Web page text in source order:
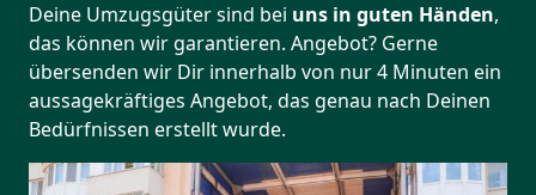
Deine Umzugsgüter sind bei uns in guten Händen,
das können wir garantieren. Angebot? Gerne
übersenden wir Dir innerhalb von nur 4 Minuten ein
aussagekräftiges Angebot, das genau nach Deinen
Bedürfnissen erstellt wurde.